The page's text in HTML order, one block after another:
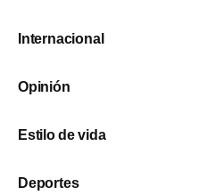
Internacional
Opinión
Estilo de vida
Deportes